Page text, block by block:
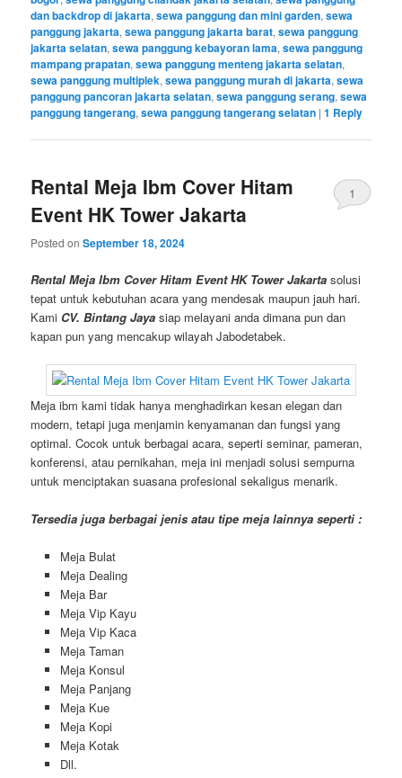
dan backdrop di jakarta,sewa panggung dan mini garden,sewa
panggung jakarta,sewa panggung jakarta barat,sewa panggung
jakarta selatan,sewa panggung kebayoran lama,sewa panggung
mampang prapatan,sewa panggung menteng jakarta selatan,
sewa panggung multiplek,sewa panggung murah di jakarta,sewa
panggung pancoran jakarta selatan,sewa panggung serang,sewa
panggung tangerang,sewa panggung tangerang selatan |1 Reply
Rental Meja Ibm Cover Hitam
Event HK Tower Jakarta
Posted onSeptember 18, 2024
1
Rental Meja Ibm Cover Hitam Event HK Tower Jakarta solusi
tepat untuk kebutuhan acara yang mendesak maupun jauh hari.
Kami CV. Bintang Jaya siap melayani anda dimana pun dan
kapan pun yang mencakup wilayah Jabodetabek.
Meja ibm kami tidak hanya menghadirkan kesan elegan dan
modern, tetapi juga menjamin kenyamanan dan fungsi yang
optimal. Cocok untuk berbagai acara, seperti seminar, pameran,
konferensi, atau pernikahan, meja ini menjadi solusi sempurna
untuk menciptakan suasana profesional sekaligus menarik.
Tersedia juga berbagai jenis atau tipe meja lainnya seperti :
Meja Bulat
Meja Dealing
Meja Bar
Meja Vip Kayu
Meja Vip Kaca
Meja Taman
Meja Konsul
Meja Panjang
Meja Kue
Meja Kopi
Meja Kotak
Dll.